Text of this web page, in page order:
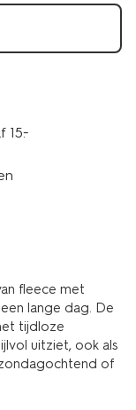
15.-
fleece met
lange dag. De
tijdloze
uitziet, ook als
of